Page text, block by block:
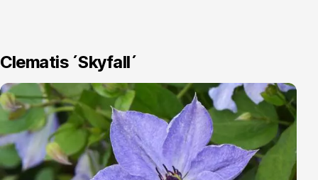
Jehličnany
Clematis ´Skyfall´